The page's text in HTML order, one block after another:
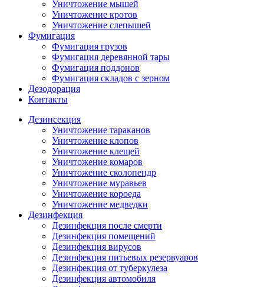
Уничтожение мышей
Уничтожение кротов
Уничтожение слепышей
Фумигация
Фумигация грузов
Фумигация деревянной тары
Фумигация поддонов
Фумигация складов с зерном
Дезодорация
Контакты
Дезинсекция
Уничтожение тараканов
Уничтожение клопов
Уничтожение клещей
Уничтожение комаров
Уничтожение сколопендр
Уничтожение муравьев
Уничтожение короеда
Уничтожение медведки
Дезинфекция
Дезинфекция после смерти
Дезинфекция помещений
Дезинфекция вирусов
Дезинфекция питьевых резервуаров
Дезинфекция от туберкулеза
Дезинфекция автомобиля